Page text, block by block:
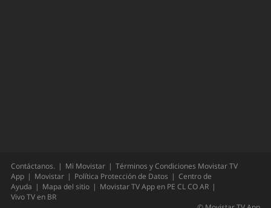
Contáctanos. Mi Movistar
Términos y Condiciones Movistar TV
App
Movistar Política Protección de Datos
Centro de
Ayuda
Mapa del sitio Movistar TV App en PE CLCOAR
Vivo TV en BR